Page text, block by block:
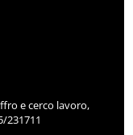
e cerco lavoro,
231711